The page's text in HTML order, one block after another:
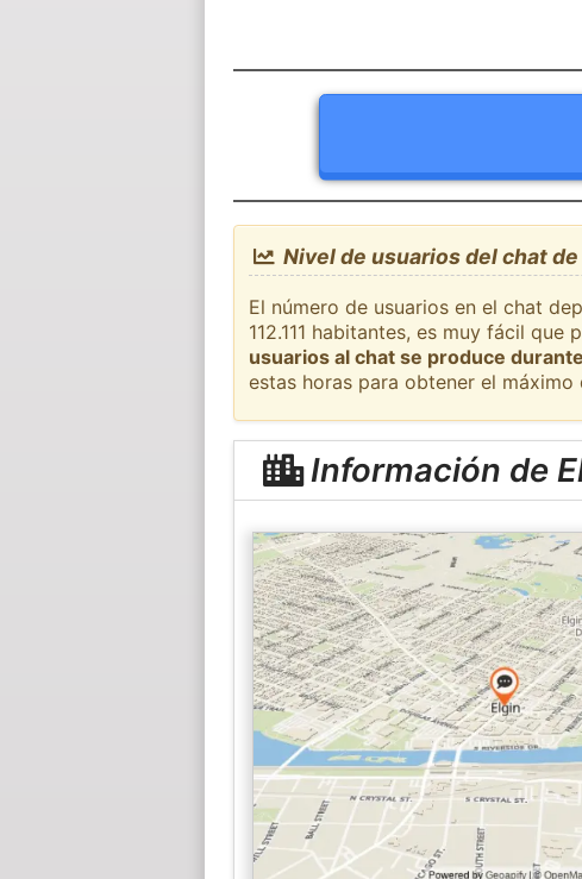
Nivel de usuarios del chat
El número de usuarios en el chat
112.111 habitantes, es muy fácil
usuarios al chat se produce
estas horas para obtener el
Información de